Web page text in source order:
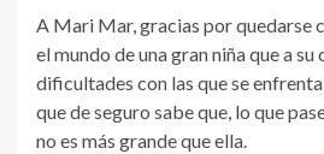
A Mari Mar, gracias por quedarse
el mundo de una gran niña que a su
dificultades con las que se
que de seguro sabe que, lo que
no es más grande que ella.